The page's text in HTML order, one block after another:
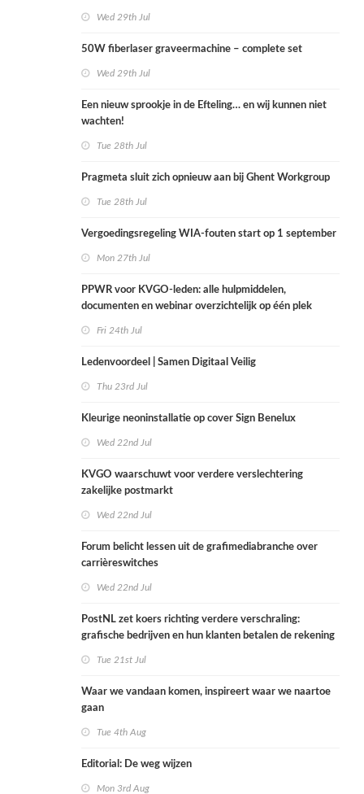
Wed 29th Jul
50W fiberlaser graveermachine – complete set
Wed 29th Jul
Een nieuw sprookje in de Efteling… en wij kunnen niet
wachten!
Tue 28th Jul
Pragmeta sluit zich opnieuw aan bij Ghent Workgroup
Tue 28th Jul
Vergoedingsregeling WIA-fouten start op 1 september
Mon 27th Jul
PPWR voor KVGO-leden: alle hulpmiddelen,
documenten en webinar overzichtelijk op één plek
Fri 24th Jul
Ledenvoordeel | Samen Digitaal Veilig
Thu 23rd Jul
Kleurige neoninstallatie op cover Sign Benelux
Wed 22nd Jul
KVGO waarschuwt voor verdere verslechtering
zakelijke postmarkt
Wed 22nd Jul
Forum belicht lessen uit de grafimediabranche over
carrièreswitches
Wed 22nd Jul
PostNL zet koers richting verdere verschraling:
grafische bedrijven en hun klanten betalen de rekening
Tue 21st Jul
Waar we vandaan komen, inspireert waar we naartoe
gaan
Tue 4th Aug
Editorial: De weg wijzen
Mon 3rd Aug